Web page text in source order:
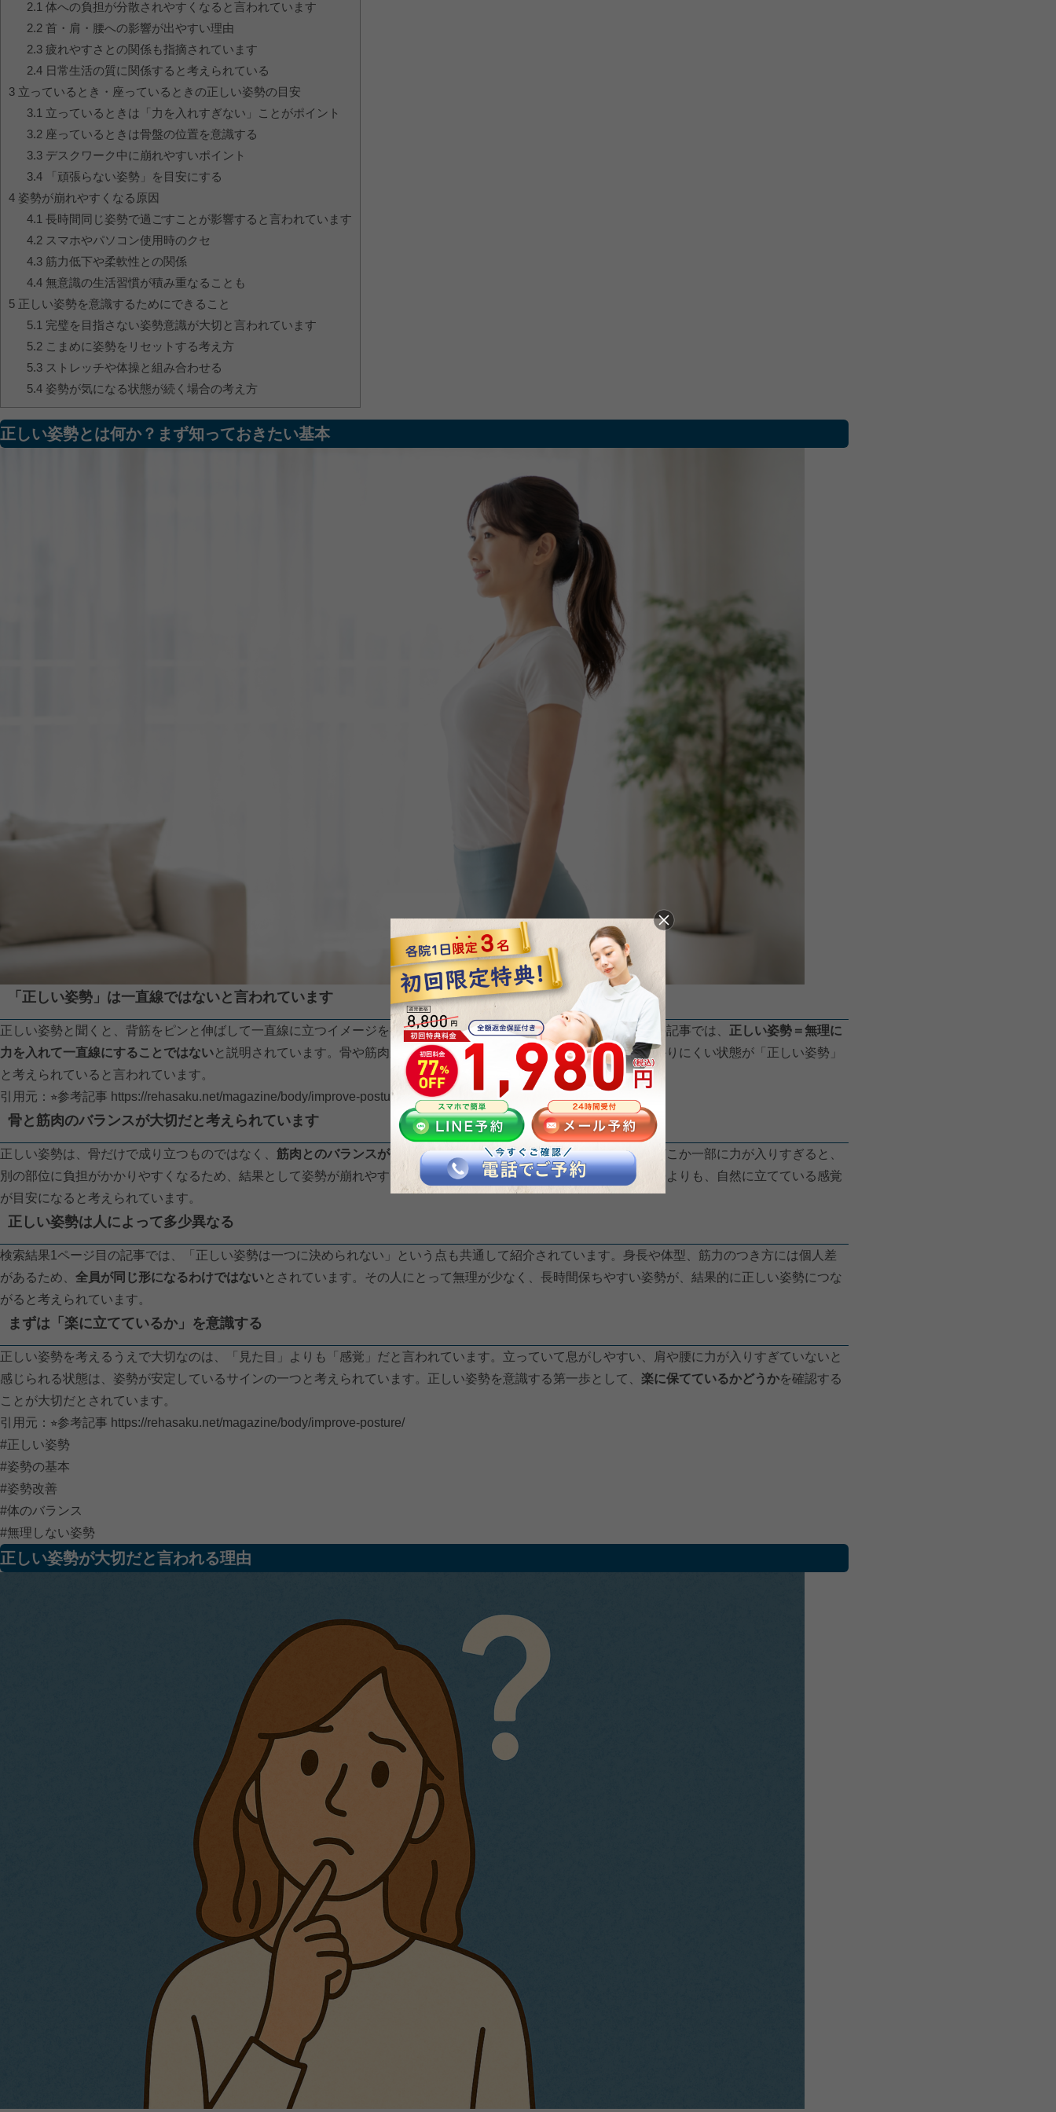
2.1 体への負担が分散されやすくなると言われています
2.2首・肩・腰への影響が出やすい理由
2.3疲れやすさとの関係も指摘されています
2.4日常生活の質に関係すると考えられている
3 立っているとき・座っているときの正しい姿勢の目安
3.1 立っているときは「力を入れすぎない」ことがポイント
3.2座っているときは骨盤の位置を意識する
3.3デスクワーク中に崩れやすいポイント
3.4「頑張らない姿勢」を目安にする
4 姿勢が崩れやすくなる原因
4.1 長時間同じ姿勢で過ごすことが影響すると言われています
4.2スマホやパソコン使用時のクセ
4.3筋力低下や柔軟性との関係
4.4無意識の生活習慣が積み重なることも
5 正しい姿勢を意識するためにできること
5.1 完璧を目指さない姿勢意識が大切と言われています
5.2こまめに姿勢をリセットする考え方
5.3ストレッチや体操と組み合わせる
5.4姿勢が気になる状態が続く場合の考え方
正しい姿勢とは何か？まず知っておきたい基本
「正しい姿勢」は一直線ではないと言われています
正しい姿勢と聞くと、背筋をピンと伸ばして一直線に立つイメージを持つ人も多いかもしれません。ただ、検索上位の記事では、 正しい姿勢＝無理に
力を入れて一直線にすることではないと説明されています。骨や筋肉が自然にバランスを取り、体に余計な負担がかかりにくい状態が「正しい姿勢」
と考えられていると言われています。
引用元：⭐︎参考記事 https://rehasaku.net/magazine/body/improve-posture/
骨と筋肉のバランスが大切だと考えられています
正しい姿勢は、骨だけで成り立つものではなく、 筋肉とのバランスが保たれている状態が重要だと言われています。どこか一部に力が入りすぎると、
別の部位に負担がかかりやすくなるため、結果として姿勢が崩れやすくなることがあるようです。力を入れ続ける姿勢よりも、自然に立てている感覚
が目安になると考えられています。
正しい姿勢は人によって多少異なる
検索結果1ページ目の記事では、「正しい姿勢は一つに決められない」という点も共通して紹介されています。身長や体型、筋力のつき方には個人差
があるため、 全員が同じ形になるわけではないとされています。その人にとって無理が少なく、長時間保ちやすい姿勢が、結果的に正しい姿勢につな
がると考えられています。
まずは「楽に立てているか」を意識する
正しい姿勢を考えるうえで大切なのは、「見た目」よりも「感覚」だと言われています。立っていて息がしやすい、肩や腰に力が入りすぎていないと
感じられる状態は、姿勢が安定しているサインの一つと考えられています。正しい姿勢を意識する第一歩として、 楽に保てているかどうかを確認する
ことが大切だとされています。
引用元：⭐︎参考記事 https://rehasaku.net/magazine/body/improve-posture/
#正しい姿勢
#姿勢の基本
#姿勢改善
#体のバランス
#無理しない姿勢
正しい姿勢が大切だと言われる理由